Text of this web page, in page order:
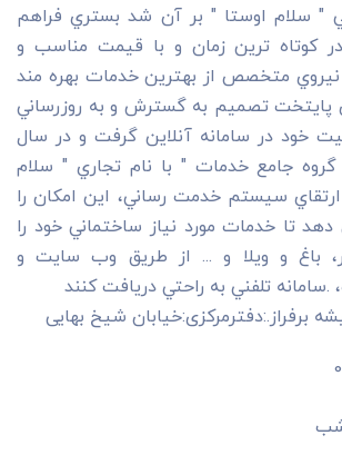
" سلام اوستا " بر آن شد بستري فراهم
کوتاه ترين زمان و با قيمت مناسب و
نيروي متخصص از بهترين خدمات بهره مند
پایتخت تصميم به گسترش و به روزرساني
خود در سامانه آنلاين گرفت و در سال
گروه جامع خدمات " با نام تجاري " سلام
سيستم خدمت رساني، اين امکان را
دهد تا خدمات مورد نياز ساختماني خود را
باغ و ويلا و ... از طريق وب سايت و
.سامانه تلفني به راحتي دريافت کنند
برفراز.:دفترمرکزی:خیابان شیخ بهایی